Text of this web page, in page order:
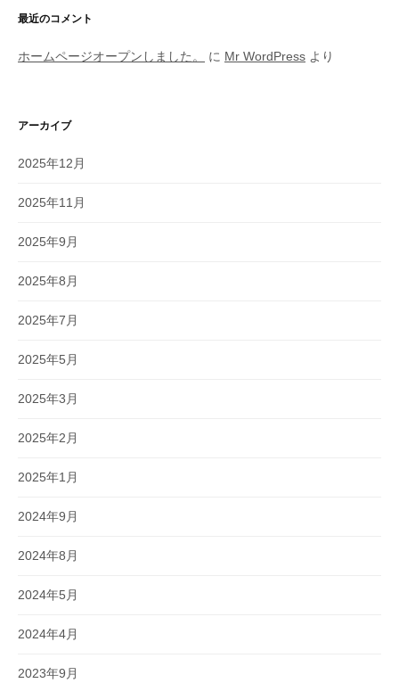
最近のコメント
ホームページオープンしました。 に Mr WordPress より
アーカイブ
2025年12月
2025年11月
2025年9月
2025年8月
2025年7月
2025年5月
2025年3月
2025年2月
2025年1月
2024年9月
2024年8月
2024年5月
2024年4月
2023年9月